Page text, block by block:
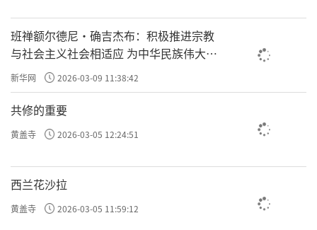
班禅额尔德尼·确吉杰布：积极推进宗教
与社会主义社会相适应 为中华民族伟大复
兴贡献力量
新华网 2026-03-09 11:38:42
共修的重要
黄盖寺 2026-03-05 12:24:51
西兰花沙拉
黄盖寺 2026-03-05 11:59:12